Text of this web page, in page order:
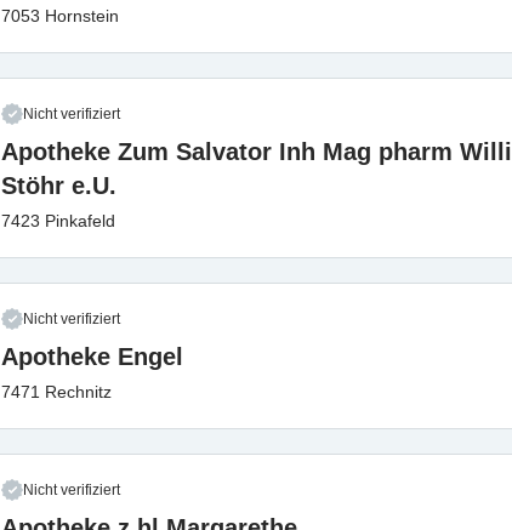
7053 Hornstein
Nicht verifiziert
Apotheke Zum Salvator Inh Mag pharm Willi
Stöhr e.U.
7423 Pinkafeld
Nicht verifiziert
Apotheke Engel
7471 Rechnitz
Nicht verifiziert